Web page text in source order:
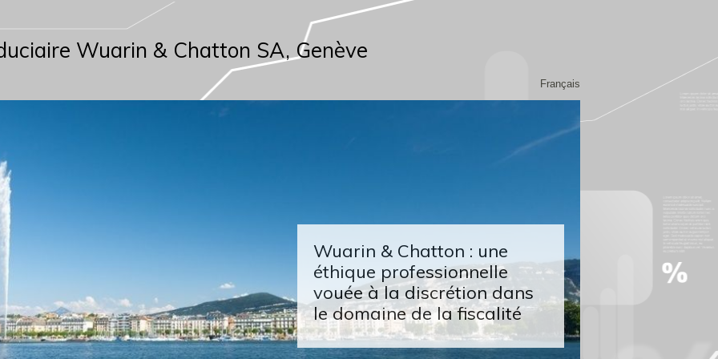
Français
Wuarin & Chatton SA, Genève
Wuarin & Chatton : une
éthique professionnelle
vouée à la discrétion dans
le domaine de la fiscalité